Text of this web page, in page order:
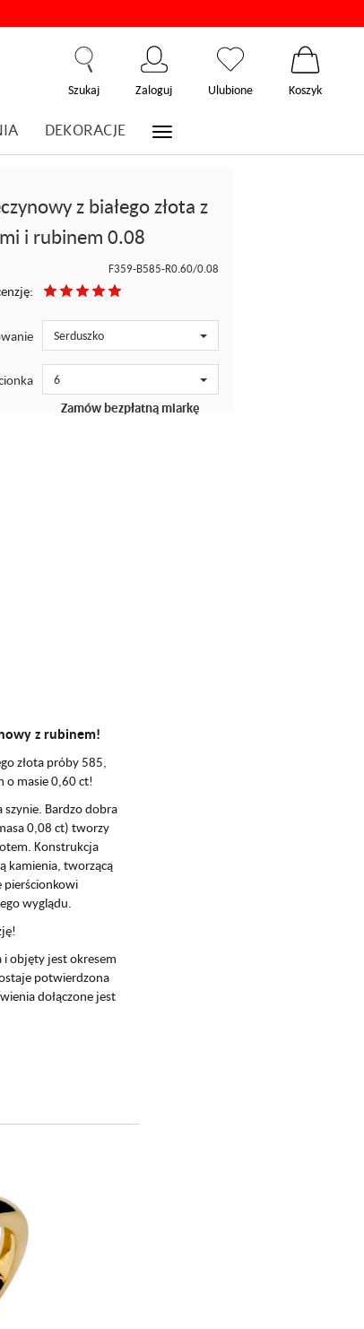
Szukaj Zaloguj Ulubione Koszyk
DEKORACJE
z białego złota z
i rubinem 0.08
F359-B585-R0.60/0.08
Serduszko
6
Zamów bezpłatną miarkę
z rubinem!
złota próby 585,
o masie 0,60 ct!
Bardzo dobra
0,08 ct) tworzy
Konstrukcja
kamienia, tworzącą
wyglądu.
i objęty jest okresem
potwierdzona
dołączone jest